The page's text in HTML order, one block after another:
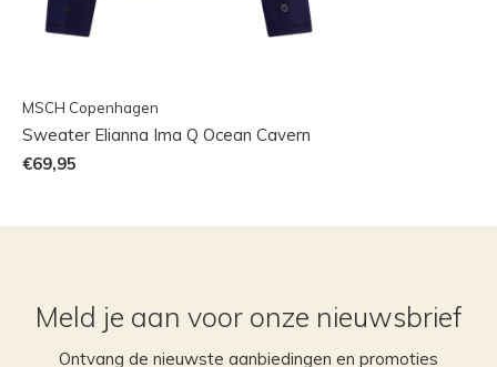
MSCH Copenhagen
Sweater Elianna Ima Q Ocean Cavern
€69,95
Meld je aan voor onze nieuwsbrief
Ontvang de nieuwste aanbiedingen en promoties